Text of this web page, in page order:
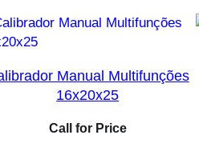
Manual Multifunções
16x20x25
Call for Price